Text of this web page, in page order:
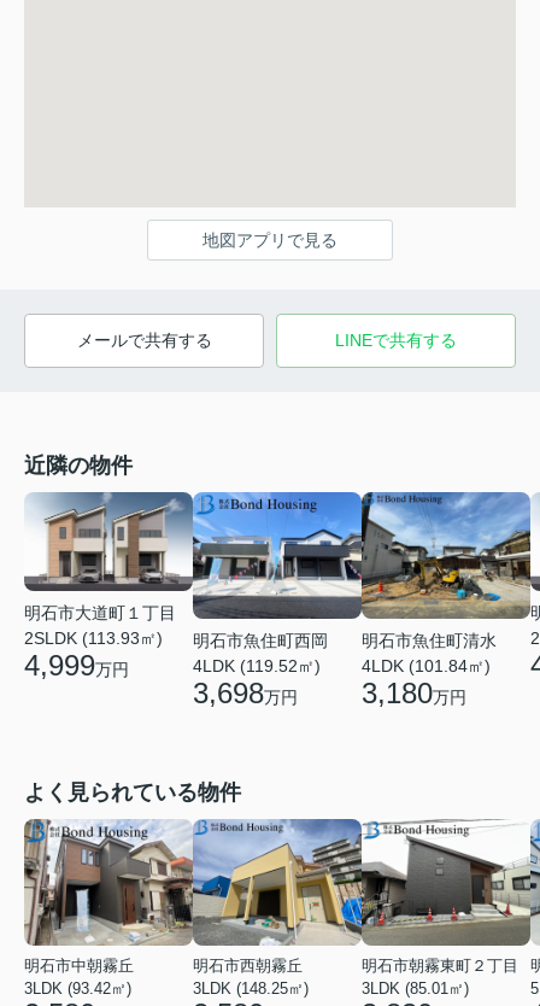
地図アプリで見る
メールで共有する LINEで共有する
近隣の物件
明石市大道町１丁目
2SLDK (113.93㎡)
4,999万円
明石市魚住町西岡
4LDK (119.52㎡)
3,698万円
明石市魚住町清水
4LDK (101.84㎡)
3,180万円
よく見られている物件
明石市中朝霧丘
3LDK (93.42㎡)
明石市西朝霧丘
3LDK (148.25㎡)
明石市朝霧東町２丁目
3LDK (85.01㎡)